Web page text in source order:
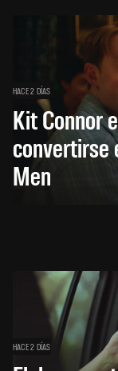
HACE 2 DÍAS
Kit Connor
convertirse
Men
HACE 2 DÍAS